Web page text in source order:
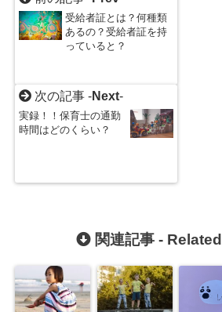
受給者証とは？何種類
あるの？受給者証を持
っていると？
次の記事 -Next-
実録！！保育士の通勤
時間はどのくらい？
関連記事 -